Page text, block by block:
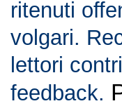
ritenuti
volgari.
lettori
feedback.